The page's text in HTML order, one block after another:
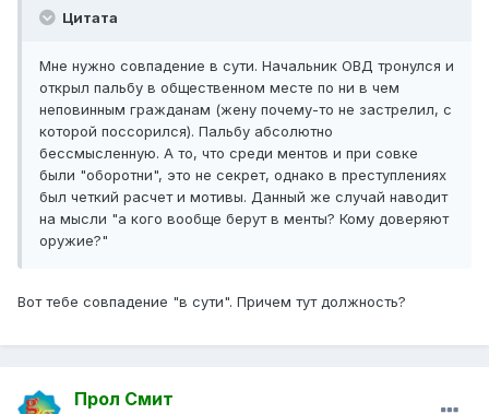
Цитата
Мне нужно совпадение в сути. Начальник ОВД тронулся и
открыл пальбу в общественном месте по ни в чем
неповинным гражданам (жену почему-то не застрелил, с
которой поссорился). Пальбу абсолютно
бессмысленную. А то, что среди ментов и при совке
были "оборотни", это не секрет, однако в преступлениях
был четкий расчет и мотивы. Данный же случай наводит
на мысли "а кого вообще берут в менты? Кому доверяют
оружие?"
Вот тебе совпадение "в сути". Причем тут должность?
Прол Смит